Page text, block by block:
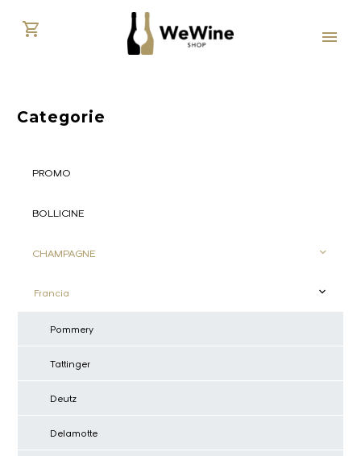
Categorie
PROMO
BOLLICINE
CHAMPAGNE
Francia
Pommery
Tattinger
Deutz
Delamotte